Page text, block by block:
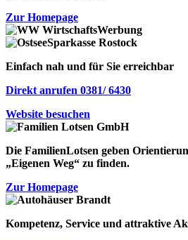
Zur Homepage
Einfach nah und für Sie erreichbar
Direkt anrufen 0381/ 6430
Website besuchen
Die FamilienLotsen geben
„Eigenen Weg“ zu finden.
Zur Homepage
Kompetenz, Service und attraktive